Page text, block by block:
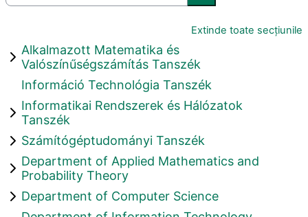
Caută cursuri
Extinde toate secțiunile
Alkalmazott Matematika és
Valószínűségszámítás Tanszék
Információ Technológia Tanszék
Informatikai Rendszerek és Hálózatok
Tanszék
Számítógéptudományi Tanszék
Department of Applied Mathematics and
Probability Theory
Department of Computer Science